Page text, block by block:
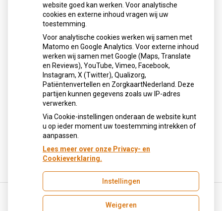
Sinds huisartsen afslankmedicijnen mogen voorschrijven,
neemt gebruik toe
Schurft sinds corona geen vergeten ziekte meer: aantal
uitbraken fors gestegen
Stoppen met afslankmedicijnen betekent zonder
leefstijlaanpassingen weer gewichtstoename
Kookadvies drinkwater in provincie Utrecht vanwege
besmetting
Terugroepactie babyvoeding Nestlé: bacterie kan baby’s
ziek maken
website goed kan werken. Voor analytische
cookies en externe inhoud vragen wij uw
toestemming.
Voor analytische cookies werken wij samen met
Matomo en Google Analytics. Voor externe inhoud
werken wij samen met Google (Maps, Translate
en Reviews), YouTube, Vimeo, Facebook,
Instagram, X (Twitter), Qualizorg,
Patiëntenvertellen en ZorgkaartNederland. Deze
partijen kunnen gegevens zoals uw IP-adres
verwerken.
Via Cookie-instellingen onderaan de website kunt
u op ieder moment uw toestemming intrekken of
aanpassen.
Lees meer over onze Privacy- en
Cookieverklaring.
Instellingen
Weigeren